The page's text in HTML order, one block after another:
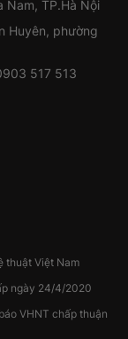
Nam, TP.Hà Nội
Huyên, phường
517 513
thuật Việt Nam
ngày 24/4/2020
VHNT chấp thuận